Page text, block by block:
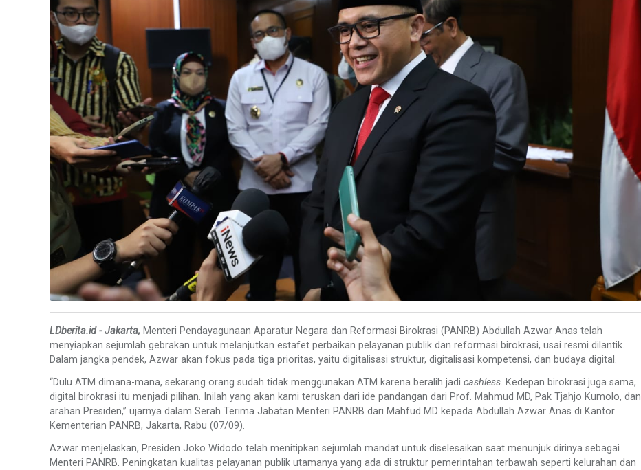
LDberita.id - Jakarta, Menteri Pendayagunaan Aparatur Negara dan Reformasi Birokrasi (PANRB) Abdullah Azwar Anas telah
menyiapkan sejumlah gebrakan untuk melanjutkan estafet perbaikan pelayanan publik dan reformasi birokrasi, usai resmi dilantik.
Dalam jangka pendek, Azwar akan fokus pada tiga prioritas, yaitu digitalisasi struktur, digitalisasi kompetensi, dan budaya digital.
“Dulu ATM dimana-mana, sekarang orang sudah tidak menggunakan ATM karena beralih jadi cashless. Kedepan birokrasi juga sama,
digital birokrasi itu menjadi pilihan. Inilah yang akan kami teruskan dari ide pandangan dari Prof. Mahmud MD, Pak Tjahjo Kumolo, dan
arahan Presiden,” ujarnya dalam Serah Terima Jabatan Menteri PANRB dari Mahfud MD kepada Abdullah Azwar Anas di Kantor
Kementerian PANRB, Jakarta, Rabu (07/09).
Azwar menjelaskan, Presiden Joko Widodo telah menitipkan sejumlah mandat untuk diselesaikan saat menunjuk dirinya sebagai
Menteri PANRB. Peningkatan kualitas pelayanan publik utamanya yang ada di struktur pemerintahan terbawah seperti kelurahan dan